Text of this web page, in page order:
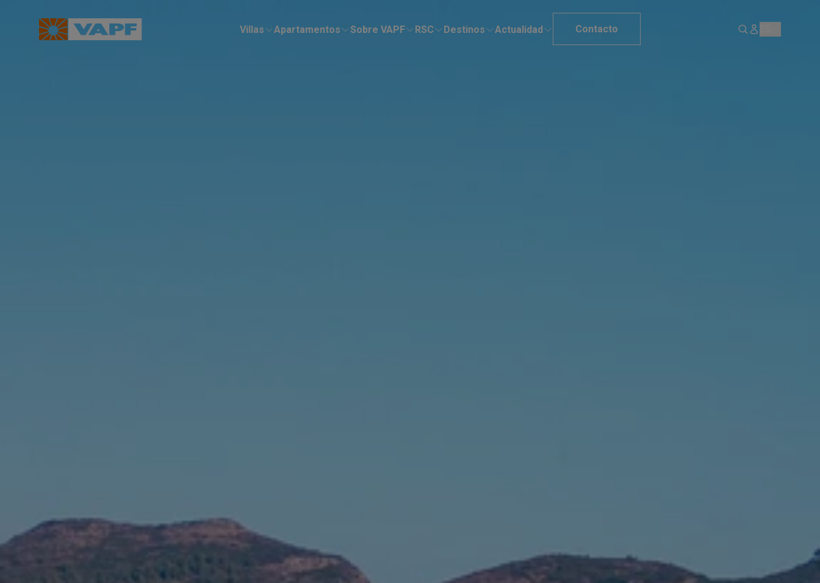
Villas Apartamentos Sobre VAPF RSC Destinos Actualidad Contacto